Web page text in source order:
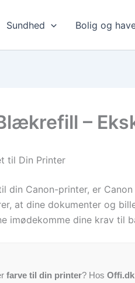
Sundhed Bolig og
–
til Din Printer
Canon-printer, er
at dine dokumenter og
imødekomme dine krav til
farve til din printer? Hos Offi.dk